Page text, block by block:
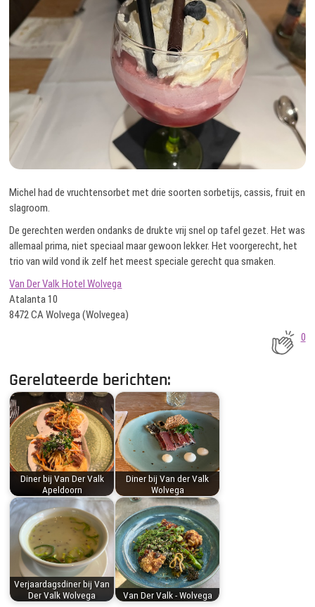
Michel had de vruchtensorbet met drie soorten sorbetijs, cassis, fruit en
slagroom.
De gerechten werden ondanks de drukte vrij snel op tafel gezet. Het was
allemaal prima, niet speciaal maar gewoon lekker. Het voorgerecht, het
trio van wild vond ik zelf het meest speciale gerecht qua smaken.
Van Der Valk Hotel Wolvega
Atalanta 10
8472 CA Wolvega (Wolvegea)
0
Gerelateerde berichten:
Diner bij Van Der Valk
Apeldoorn
Diner bij Van der Valk
Wolvega
Verjaardagsdiner bij Van
Der Valk Wolvega
Van Der Valk - Wolvega